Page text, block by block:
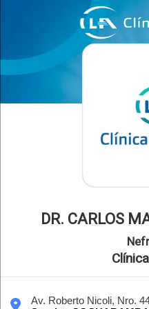
DR. CARLOS
Av. Roberto Nicoli, Nro.